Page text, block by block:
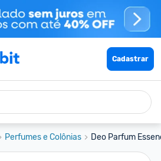
Cadastrar
Perfumes e Colônias Deo Parfum